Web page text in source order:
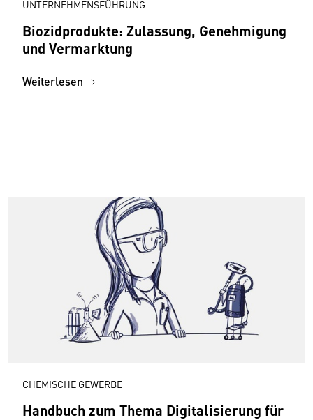
UNTERNEHMENSFÜHRUNG
Biozidprodukte: Zulassung, Genehmigung
und Vermarktung
Weiterlesen
CHEMISCHE GEWERBE
Handbuch zum Thema Digitalisierung für